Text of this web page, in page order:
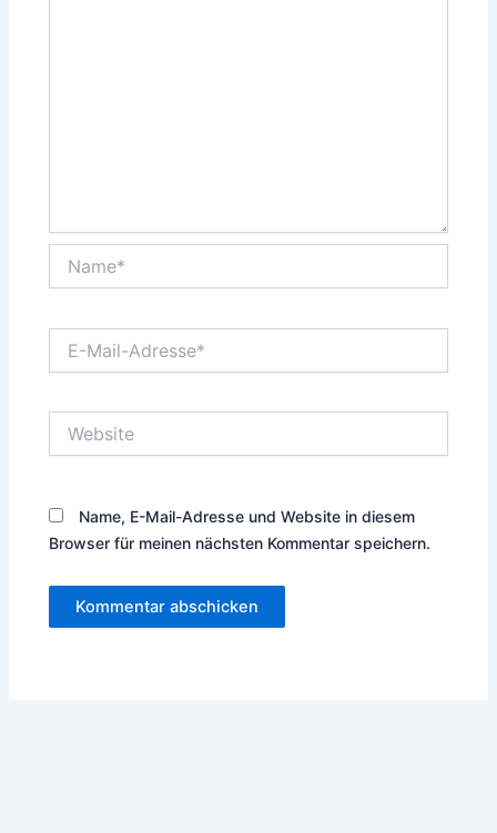
Mail-
Name, E-Mail-Adresse und Website in diesem
Browser für meinen nächsten Kommentar speichern.